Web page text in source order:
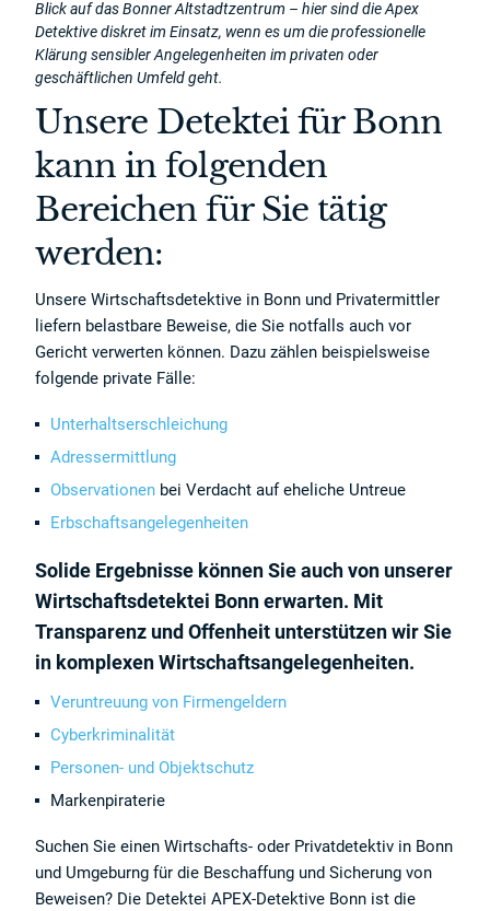
Blick auf das Bonner Altstadtzentrum – hier sind die Apex
Detektive diskret im Einsatz, wenn es um die professionelle
Klärung sensibler Angelegenheiten im privaten oder
geschäftlichen Umfeld geht.
Unsere Detektei für Bonn
kann in folgenden
Bereichen für Sie tätig
werden:
Unsere Wirtschaftsdetektive in Bonn und Privatermittler
liefern belastbare Beweise, die Sie notfalls auch vor
Gericht verwerten können. Dazu zählen beispielsweise
folgende private Fälle:
Unterhaltserschleichung
Adressermittlung
Observationen bei Verdacht auf eheliche Untreue
Erbschaftsangelegenheiten
Solide Ergebnisse können Sie auch von unserer
Wirtschaftsdetektei Bonn erwarten. Mit
Transparenz und Offenheit unterstützen wir Sie
in komplexen Wirtschaftsangelegenheiten.
Veruntreuung von Firmengeldern
Cyberkriminalität
Personen- und Objektschutz
Markenpiraterie
Suchen Sie einen Wirtschafts- oder Privatdetektiv in Bonn
und Umgeburng für die Beschaffung und Sicherung von
Beweisen? Die Detektei APEX-Detektive Bonn ist die